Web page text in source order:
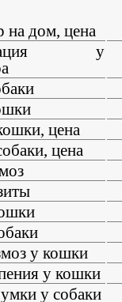
на дом, цена
у
цена
цена
у кошки
у кошки
у собаки